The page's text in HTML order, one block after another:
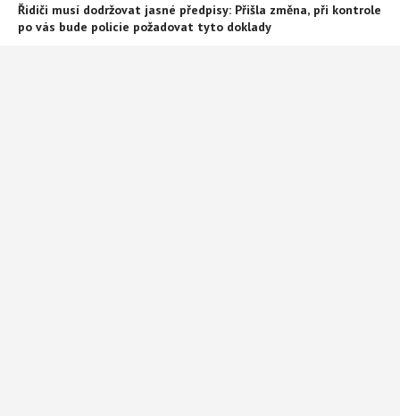
Řidiči musí dodržovat jasné předpisy: Přišla změna, při kontrole
po vás bude policie požadovat tyto doklady